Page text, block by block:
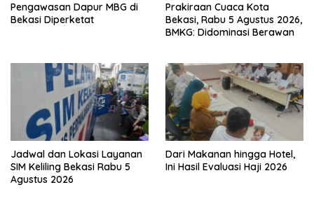
Pengawasan Dapur MBG di
Bekasi Diperketat
Prakiraan Cuaca Kota
Bekasi, Rabu 5 Agustus 2026,
BMKG: Didominasi Berawan
Jadwal dan Lokasi Layanan
SIM Keliling Bekasi Rabu 5
Agustus 2026
Dari Makanan hingga Hotel,
Ini Hasil Evaluasi Haji 2026